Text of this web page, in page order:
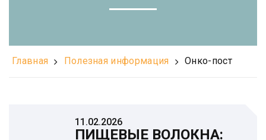
Главная Полезная информация Онко-пост
11.02.2026
ПИЩЕВЫЕ ВОЛОКНА: